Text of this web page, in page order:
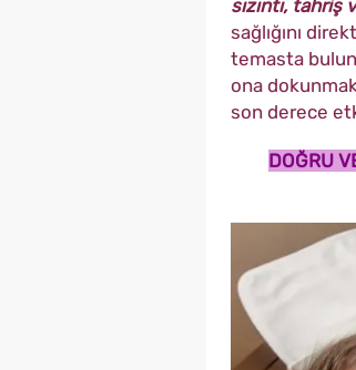
sızıntı,
sağlığını
temasta
ona
son derece
DOĞRU